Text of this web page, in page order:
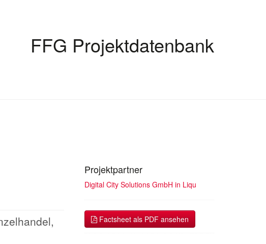
FFG Projektdatenbank
Projektpartner
Digital City Solutions GmbH in Liqu
Factsheet als PDF ansehen